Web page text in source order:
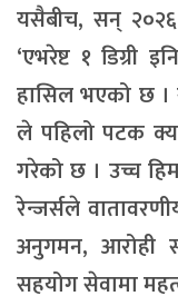
यसैबीच, सन्
‘एभरेष्ट १ डिग्री
हासिल भएको छ ।
ले पहिलो पटक
गरेको छ । उच्च
रेन्जर्सले
अनुगमन, आरोही
सहयोग सेवामा